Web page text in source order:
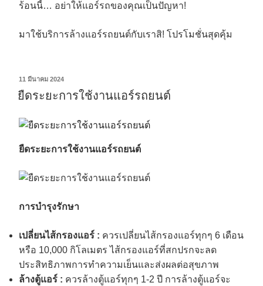
ร้อนนี้… อย่าให้แอร์รถของคุณเป็นปัญหา!
มาใช้บริการล้างแอร์รถยนต์กับเราสิ! โปรโมชั่นสุดคุ้ม
11 มีนาคม 2024
ยืดระยะการใช้งานแอร์รถยนต์
ยืดระยะการใช้งานแอร์รถยนต์
การบำรุงรักษา
เปลี่ยนไส้กรองแอร์ : ควรเปลี่ยนไส้กรองแอร์ทุกๆ 6 เดือน
หรือ 10,000 กิโลเมตร ไส้กรองแอร์ที่สกปรกจะลด
ประสิทธิภาพการทำความเย็นและส่งผลต่อสุขภาพ
ล้างตู้แอร์ : ควรล้างตู้แอร์ทุกๆ 1-2 ปี การล้างตู้แอร์จะ